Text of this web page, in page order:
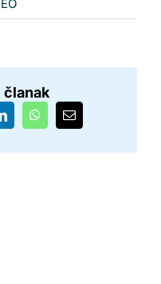
članak
LinkedInWhatsAppEmail: